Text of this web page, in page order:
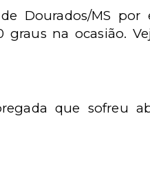
Dourados/MS por
na ocasião.
que sofreu